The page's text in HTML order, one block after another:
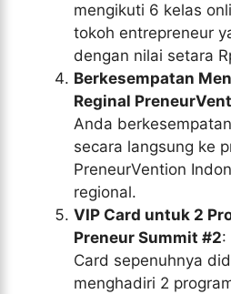
mengikuti 6 kelas
tokoh entrepreneur
dengan nilai setara
Berkesempatan
Reginal
Anda
secara langsung ke
PreneurVention
regional.
VIP Card untuk 2
Preneur Summit #2:
Card sepenuhnya
menghadiri 2